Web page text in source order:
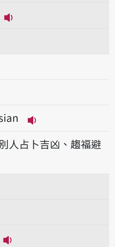
播放音讀khuànn-
人占卜吉凶、趨福避